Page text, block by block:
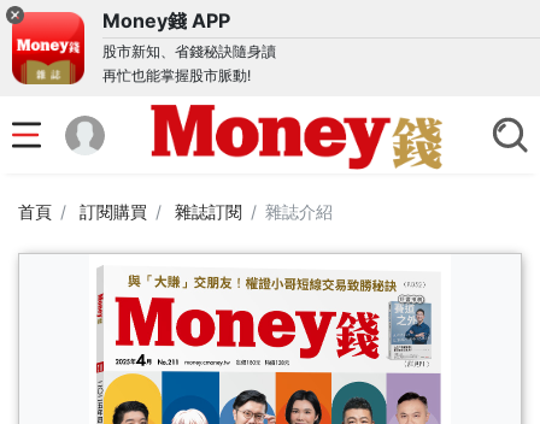
Money錢 APP
股市新知、省錢秘訣隨身讀
再忙也能掌握股市脈動!
首頁 訂閱購買 雜誌訂閱 雜誌介紹